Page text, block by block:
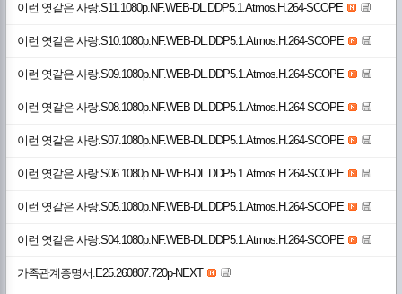
이런 엿같은 사랑.S11.1080p.NF.WEB-DL.DDP5.1.Atmos.H.264-SCOPE
이런 엿같은 사랑.S10.1080p.NF.WEB-DL.DDP5.1.Atmos.H.264-SCOPE
이런 엿같은 사랑.S09.1080p.NF.WEB-DL.DDP5.1.Atmos.H.264-SCOPE
이런 엿같은 사랑.S08.1080p.NF.WEB-DL.DDP5.1.Atmos.H.264-SCOPE
이런 엿같은 사랑.S07.1080p.NF.WEB-DL.DDP5.1.Atmos.H.264-SCOPE
이런 엿같은 사랑.S06.1080p.NF.WEB-DL.DDP5.1.Atmos.H.264-SCOPE
이런 엿같은 사랑.S05.1080p.NF.WEB-DL.DDP5.1.Atmos.H.264-SCOPE
이런 엿같은 사랑.S04.1080p.NF.WEB-DL.DDP5.1.Atmos.H.264-SCOPE
가족관계증명서.E25.260807.720p-NEXT